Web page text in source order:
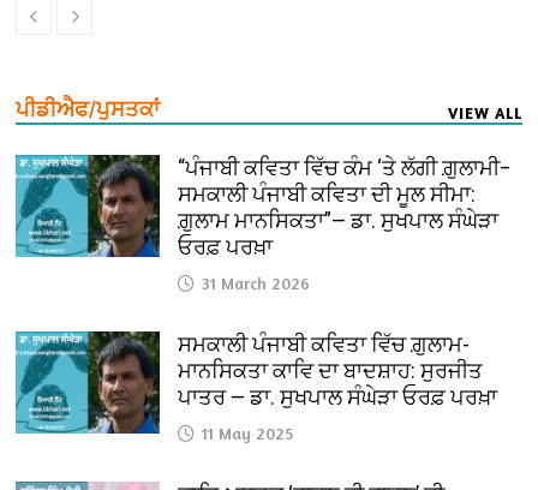
ਪੀਡੀਐਫ/ਪੁਸਤਕਾਂ VIEW ALL
“ਪੰਜਾਬੀ ਕਵਿਤਾ ਵਿੱਚ ਕੰਮ ‘ਤੇ ਲੱਗੀ ਗ਼ੁਲਾਮੀ–
ਸਮਕਾਲੀ ਪੰਜਾਬੀ ਕਵਿਤਾ ਦੀ ਮੂਲ ਸੀਮਾ:
ਗ਼ੁਲਾਮ ਮਾਨਸਿਕਤਾ”— ਡਾ. ਸੁਖਪਾਲ ਸੰਘੇੜਾ
ਓਰਫ਼ ਪਰਖ਼ਾ
31 March 2026
ਸਮਕਾਲੀ ਪੰਜਾਬੀ ਕਵਿਤਾ ਵਿੱਚ ਗ਼ੁਲਾਮ-
ਮਾਨਸਿਕਤਾ ਕਾਵਿ ਦਾ ਬਾਦਸ਼ਾਹ: ਸੁਰਜੀਤ
ਪਾਤਰ — ਡਾ. ਸੁਖਪਾਲ ਸੰਘੇੜਾ ਓਰਫ਼ ਪਰਖ਼ਾ
11 May 2025